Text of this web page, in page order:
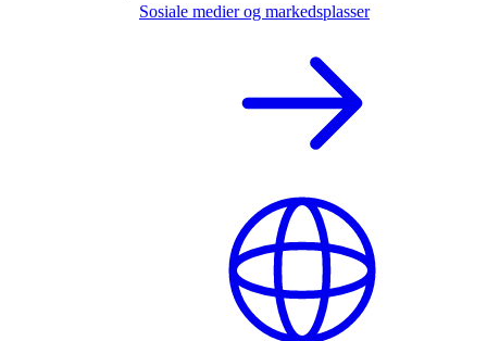
Sosiale medier og markedsplasser